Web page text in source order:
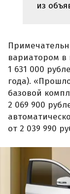
из
вариатором в
1 631 000
года).
базовой
2 069 900
от 2 039 990